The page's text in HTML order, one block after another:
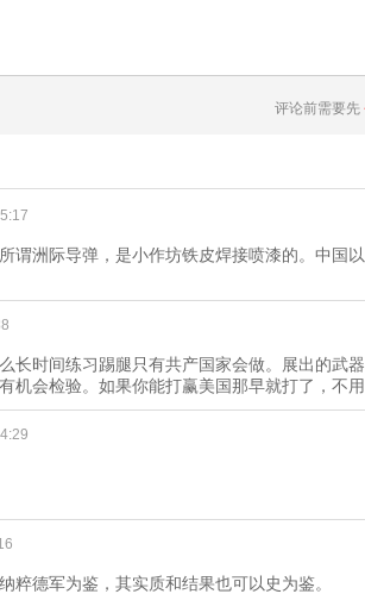
评论前需要先
谓洲际导弹，是小作坊铁皮焊接喷漆的。中国
长时间练习踢腿只有共产国家会做。展出的武
机会检验。如果你能打赢美国那早就打了，不
粹德军为鉴，其实质和结果也可以史为鉴。